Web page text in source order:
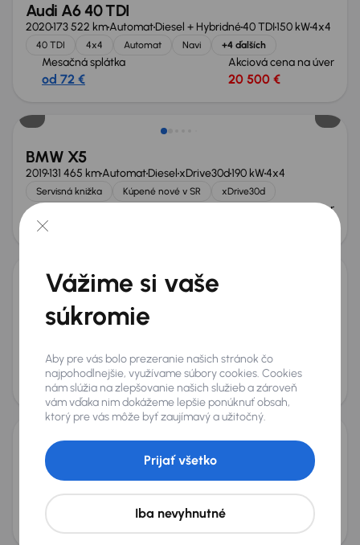
Audi A6 40 TDI
2020173 522 kmAutomatDiesel + Hybridné40 TDI150 kW4x4
40 TDI 4x4 Automat Navi +4 ďalších
Mesačná splátka
od 72 €
Akciová cena na úver
20 500 €
BMW X5
2019131 465 kmAutomatDiesel xDrive30d190 kW4x4
Servisná knižka Kúpené nové v SR xDrive30d
na mieru
Akciová cena na úver
Audi A6
2015275 158 km Automat
+7 ďalších
Mesačná splátka
od 37 €
Akciová cena na úver
10 100 €
Zlacnené o 700 €
Volkswagen Passat
2015276 821 km
2.0 TDI 4x4 Automat Koža +4 ďalších
Mesačná splátka
od 35 €
Akciová cena na úver
Zlacnené o 900 €
Vážime si vaše
súkromie
Aby pre vás bolo prezeranie našich stránok čo
najpohodlnejšie, využívame súbory cookies. Cookies
nám slúžia na zlepšovanie našich služieb a zároveň
vám vďaka nim dokážeme lepšie ponúknuť obsah,
ktorý pre vás môže byť zaujímavý a užitočný.
Iba nevyhnutné
Prijať všetko